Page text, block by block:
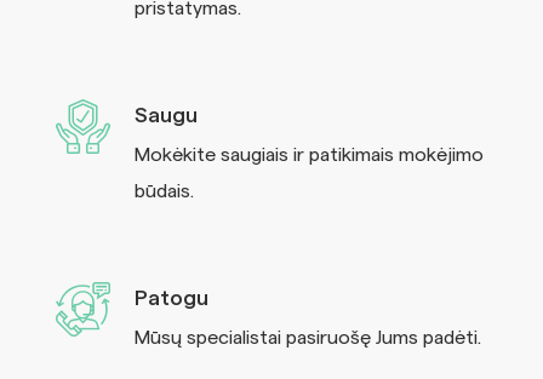
pristatymas.
Saugu
Mokėkite saugiais ir patikimais mokėjimo
būdais.
Patogu
Mūsų specialistai pasiruošę Jums padėti.